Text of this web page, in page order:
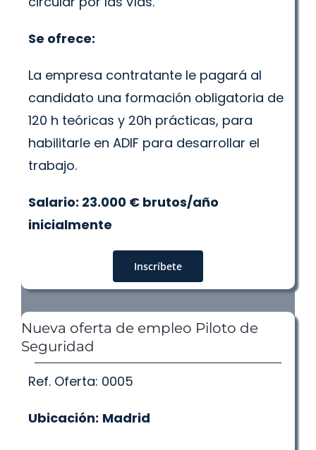
Se ofrece:
La empresa contratante le pagará al
candidato una formación obligatoria de
120 h teóricas y 20h prácticas, para
habilitarle en ADIF para desarrollar el
trabajo.
Salario: 23.000 € brutos/año
inicialmente
Inscríbete
Nueva oferta de empleo Piloto de
Seguridad
Ref. Oferta: 0005
Ubicación: Madrid